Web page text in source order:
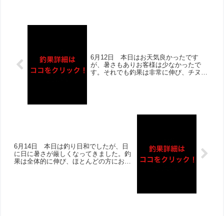
6月12日 本日はお天気良かったです
が、暑さもありお客様は少なかったで
す。それでも釣果は非常に伸び、チヌ狙
6月14日 本日は釣り日和でしたが、日
に日に暑さが厳しくなってきました。釣
果は全体的に伸び、ほとんどの方にお写